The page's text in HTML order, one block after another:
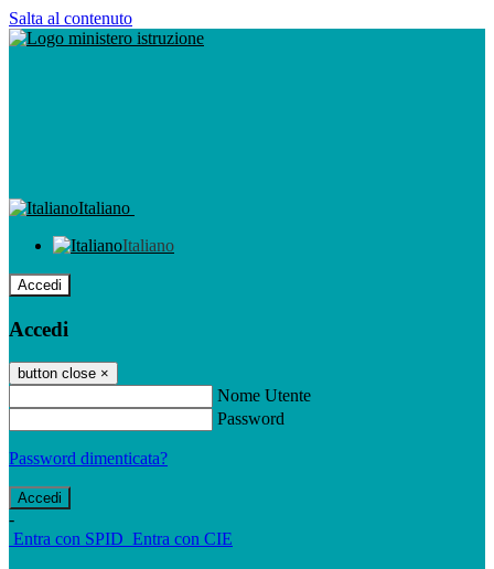
Salta al contenuto
Italiano
Italiano
Accedi
Accedi
button close ×
Nome Utente
Password
Password dimenticata?
-
Entra con SPID Entra con CIE